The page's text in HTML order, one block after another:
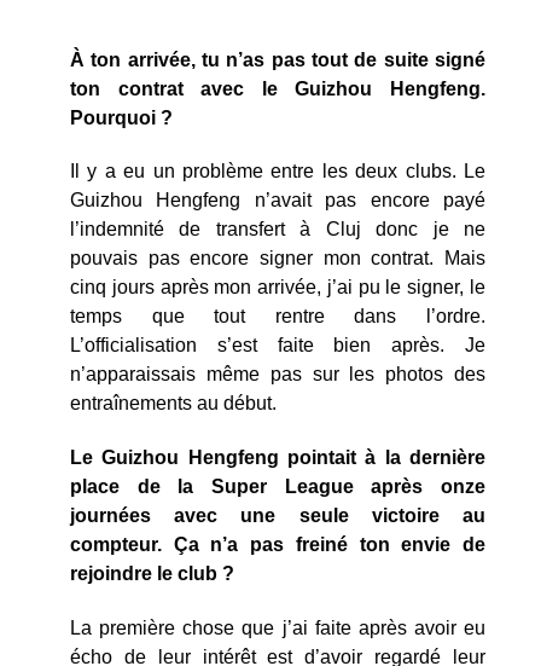
À ton arrivée, tu n’as pas tout de suite signé
ton contrat avec le Guizhou Hengfeng.
Pourquoi ?
Il y a eu un problème entre les deux clubs. Le
Guizhou Hengfeng n’avait pas encore payé
l’indemnité de transfert à Cluj donc je ne
pouvais pas encore signer mon contrat. Mais
cinq jours après mon arrivée, j’ai pu le signer, le
temps que tout rentre dans l’ordre.
L’officialisation s’est faite bien après. Je
n’apparaissais même pas sur les photos des
entraînements au début.
Le Guizhou Hengfeng pointait à la dernière
place de la Super League après onze
journées avec une seule victoire au
compteur. Ça n’a pas freiné ton envie de
rejoindre le club ?
La première chose que j’ai faite après avoir eu
écho de leur intérêt est d’avoir regardé leur